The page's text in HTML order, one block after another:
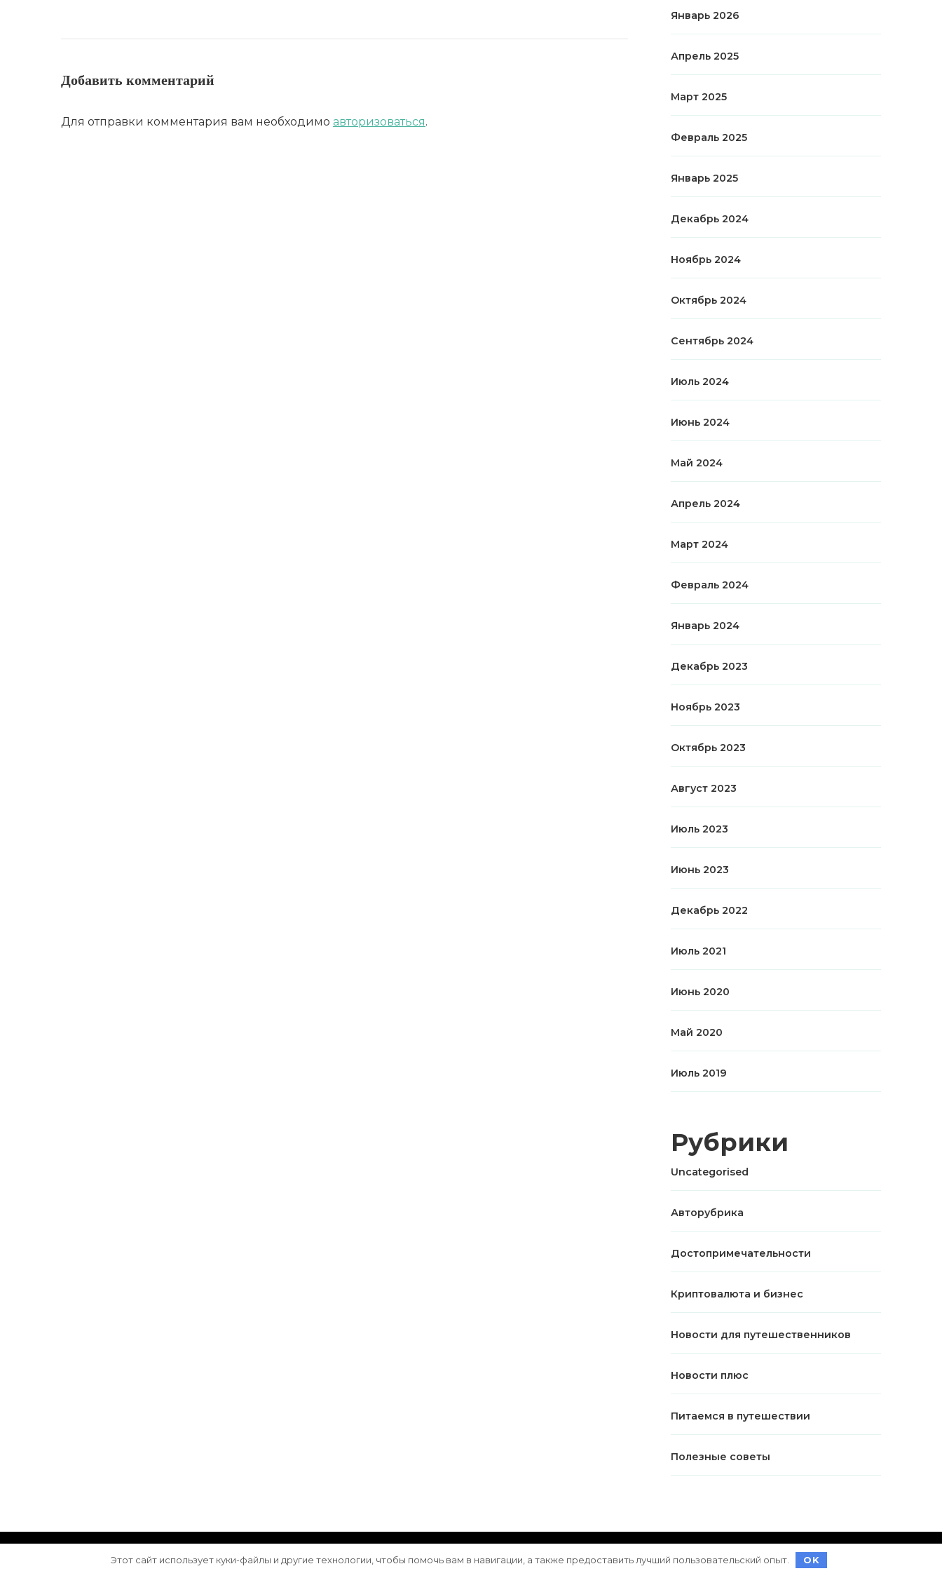
Добавить комментарий
Для отправки комментария вам необходимо авторизоваться.
Январь 2026
Апрель 2025
Март 2025
Февраль 2025
Январь 2025
Декабрь 2024
Ноябрь 2024
Октябрь 2024
Сентябрь 2024
Июль 2024
Июнь 2024
Май 2024
Апрель 2024
Март 2024
Февраль 2024
Январь 2024
Декабрь 2023
Ноябрь 2023
Октябрь 2023
Август 2023
Июль 2023
Июнь 2023
Декабрь 2022
Июль 2021
Июнь 2020
Май 2020
Июль 2019
Рубрики
Uncategorised
Авторубрика
Достопримечательности
Криптовалюта и бизнес
Новости для путешественников
Новости плюс
Питаемся в путешествии
Полезные советы
© Авторское право 2026 . Все права защищены. Vilva | Разработана WordPress
Этот сайт использует куки-файлы и другие технологии, чтобы помочь вам в навигации, а также предоставить лучший пользовательский опыт. OK